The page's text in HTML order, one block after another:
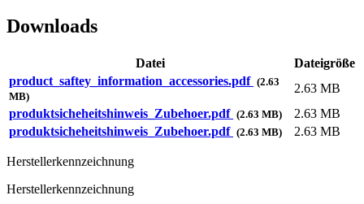
Downloads
Datei
Dateigröße
product_saftey_information_accessories.pdf (2.63
MB)
2.63 MB
produktsicheheitshinweis_Zubehoer.pdf (2.63 MB)
2.63 MB
produktsicheheitshinweis_Zubehoer.pdf (2.63 MB) 2.63 MB
Herstellerkennzeichnung
Herstellerkennzeichnung